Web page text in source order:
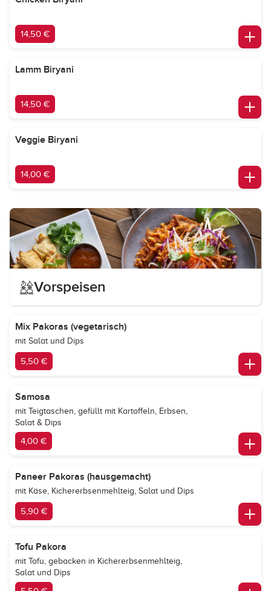
14,50 €
Lamm Biryani
14,50 €
Veggie Biryani
14,00 €
Vorspeisen
Mix Pakoras (vegetarisch)
mit Salat und Dips
5,50 €
Samosa
mit Teigtaschen, gefüllt mit Kartoffeln, Erbsen,
Salat & Dips
4,00 €
Paneer Pakoras (hausgemacht)
mit Käse, Kichererbsenmehlteig, Salat und Dips
5,90 €
Tofu Pakora
mit Tofu, gebacken in Kichererbsenmehlteig,
Salat und Dips